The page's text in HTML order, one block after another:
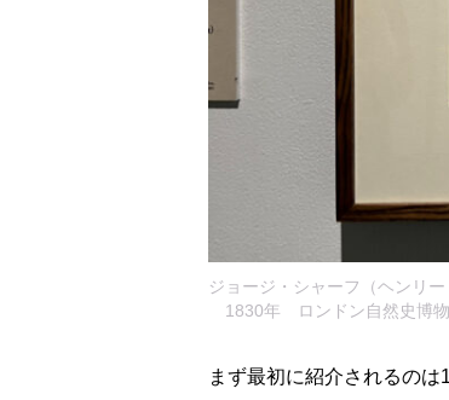
ジョージ・シャーフ（ヘンリ
1830年 ロンドン自然史博
まず最初に紹介されるの